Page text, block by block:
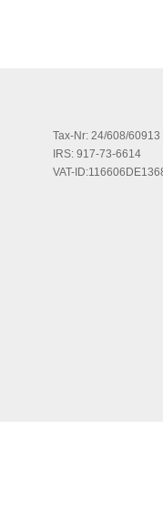
Tax-Nr: 24/608/60913
IRS: 917-73-6614
VAT-